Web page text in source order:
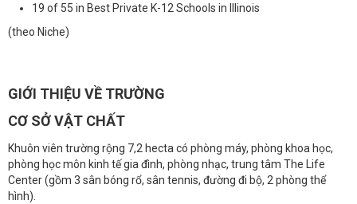
19 of 55 in Best Private K-12 Schools in Illinois
(theo Niche)
GIỚI THIỆU VỀ TRƯỜNG
CƠ SỞ VẬT CHẤT
Khuôn viên trường rộng 7,2 hecta có phòng máy, phòng khoa học,
phòng học môn kinh tế gia đình, phòng nhạc, trung tâm The Life
Center (gồm 3 sân bóng rổ, sân tennis, đường đi bộ, 2 phòng thể
hình).